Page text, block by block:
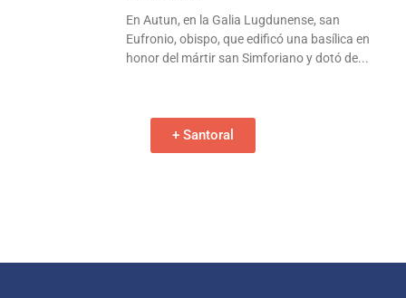
En Autun, en la Galia Lugdunense, san
Eufronio, obispo, que edificó una basílica en
honor del mártir san Simforiano y dotó de
+ Santoral